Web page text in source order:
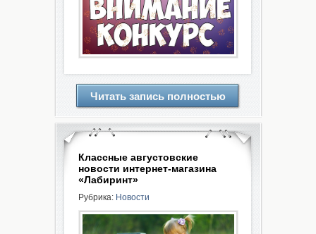
Читать запись полностью
Классные августовские
новости интернет-магазина
«Лабиринт»
Рубрика: Новости